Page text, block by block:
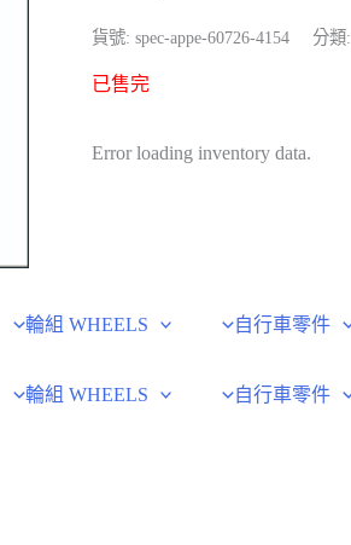
貨號:spec-appe-60726-4154 分類:
已售完
Error loading inventory data.
輪組 WHEELS 自行車零件
輪組 WHEELS 自行車零件